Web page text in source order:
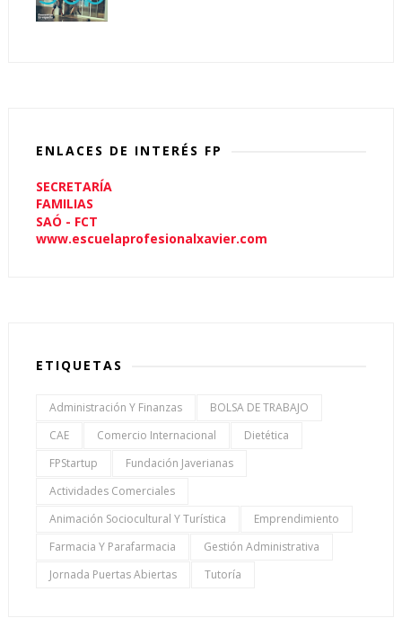
ENLACES DE INTERÉS FP
SECRETARÍA
FAMILIAS
SAÓ - FCT
www.escuelaprofesionalxavier.com
ETIQUETAS
Administración Y Finanzas
BOLSA DE TRABAJO
CAE
Comercio Internacional
Dietética
FPStartup
Fundación Javerianas
Actividades Comerciales
Animación Sociocultural Y Turística
Emprendimiento
Farmacia Y Parafarmacia
Gestión Administrativa
Jornada Puertas Abiertas
Tutoría